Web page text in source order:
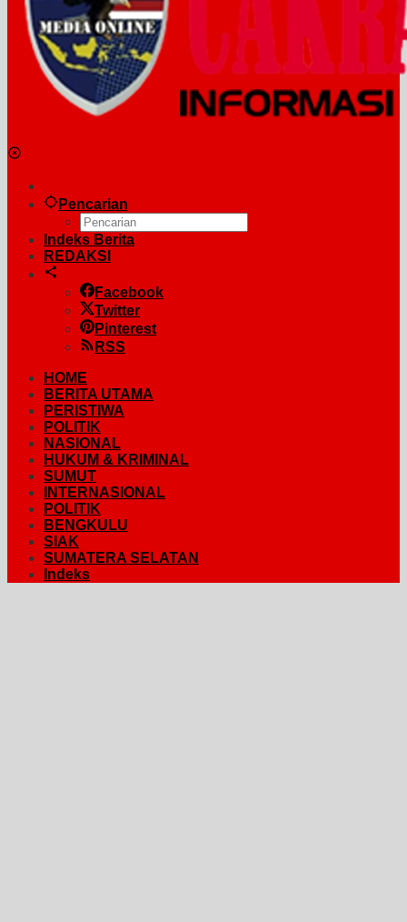
Pencarian
Indeks Berita
REDAKSI
Facebook
Twitter
Pinterest
RSS
HOME
BERITA UTAMA
PERISTIWA
POLITIK
NASIONAL
HUKUM & KRIMINAL
SUMUT
INTERNASIONAL
POLITIK
BENGKULU
SIAK
SUMATERA SELATAN
Indeks